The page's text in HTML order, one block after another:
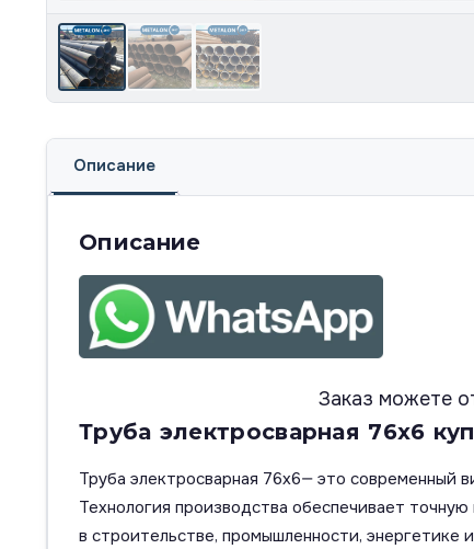
Описание
Описание
Заказ можете
Труба электросварная 76х6
Труба электросварная 76х6— это современный
Технология производства обеспечивает
в строительстве, промышленности, энергетике